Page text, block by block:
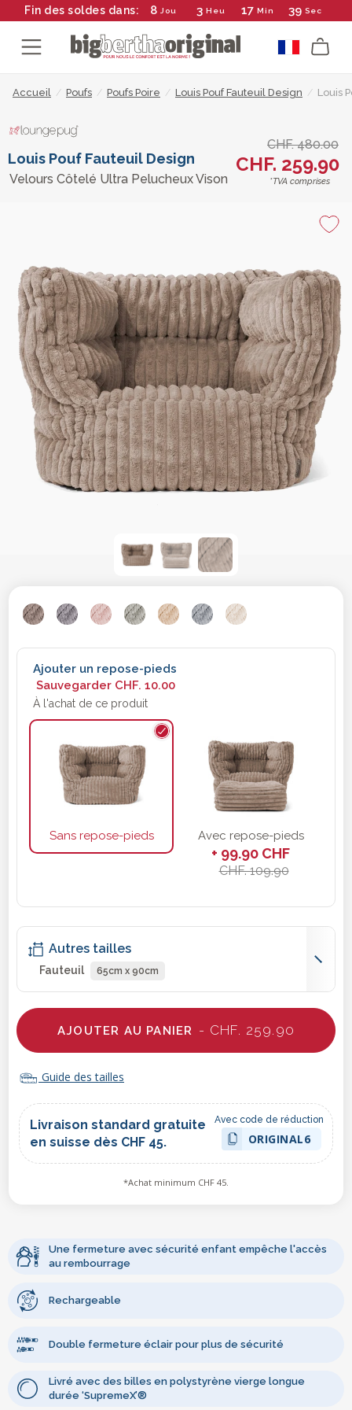
Fin des soldes dans: 8 Jou 3 Heu 17 Min 39 Sec
Accueil / Poufs / Poufs Poire / Louis Pouf Fauteuil Design / Louis
Louis Pouf Fauteuil Design
Velours Côtelé Ultra Pelucheux Vison
CHF. 480.00
CHF. 259.90
*TVA comprises
Ajouter un repose-pieds
Sauvegarder CHF. 10.00
À l'achat de ce produit
Sans repose-pieds Avec repose-pieds
+ 99.90 CHF
CHF. 109.90
Autres tailles
Fauteuil 65cm x 90cm
AJOUTER AU PANIER - CHF. 259.90
Guide des tailles
Livraison standard gratuite
en suisse dès CHF 45.
Avec code de réduction
ORIGINAL6
*Achat minimum CHF 45.
Une fermeture avec sécurité enfant empêche l'accès
au rembourrage
Rechargeable
Double fermeture éclair pour plus de sécurité
Livré avec des billes en polystyrène vierge longue
durée ‘SupremeX’®